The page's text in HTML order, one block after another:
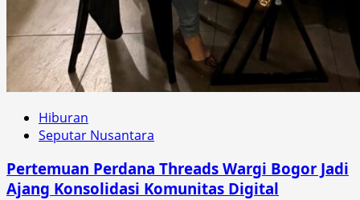
Hiburan
Seputar Nusantara
Pertemuan Perdana Threads Wargi Bogor Jadi
Ajang Konsolidasi Komunitas Digital